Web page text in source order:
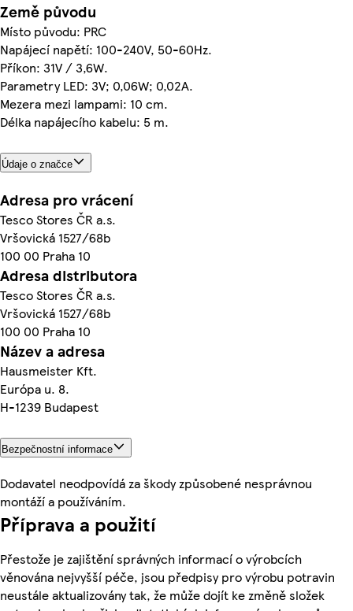
Země původu
Místo původu: PRC
Napájecí napětí: 100-240V, 50-60Hz.
Příkon: 31V / 3,6W.
Parametry LED: 3V; 0,06W; 0,02A.
Mezera mezi lampami: 10 cm.
Délka napájecího kabelu: 5 m.
Údaje o značce
Adresa pro vrácení
Tesco Stores ČR a.s.
Vršovická 1527/68b
100 00 Praha 10
Adresa distributora
Tesco Stores ČR a.s.
Vršovická 1527/68b
100 00 Praha 10
Název a adresa
Hausmeister Kft.
Európa u. 8.
H-1239 Budapest
Bezpečnostní informace
Dodavatel neodpovídá za škody způsobené nesprávnou
montáží a používáním.
Příprava a použití
Přestože je zajištění správných informací o výrobcích
věnována nejvyšší péče, jsou předpisy pro výrobu potravin
neustále aktualizovány tak, že může dojít ke změně složek